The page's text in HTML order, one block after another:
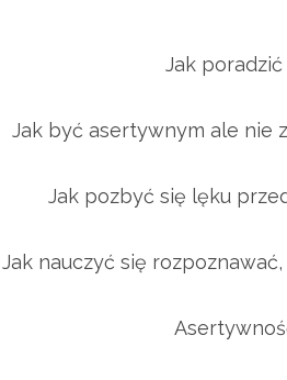
Jak poradzić
Jak być asertywnym ale nie
Jak pozbyć się lęku
Jak nauczyć się